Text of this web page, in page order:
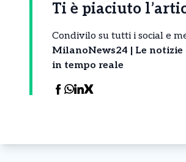
Ti è piaciuto
Condivilo su tutti i social e
MilanoNews24 | Le
in tempo reale